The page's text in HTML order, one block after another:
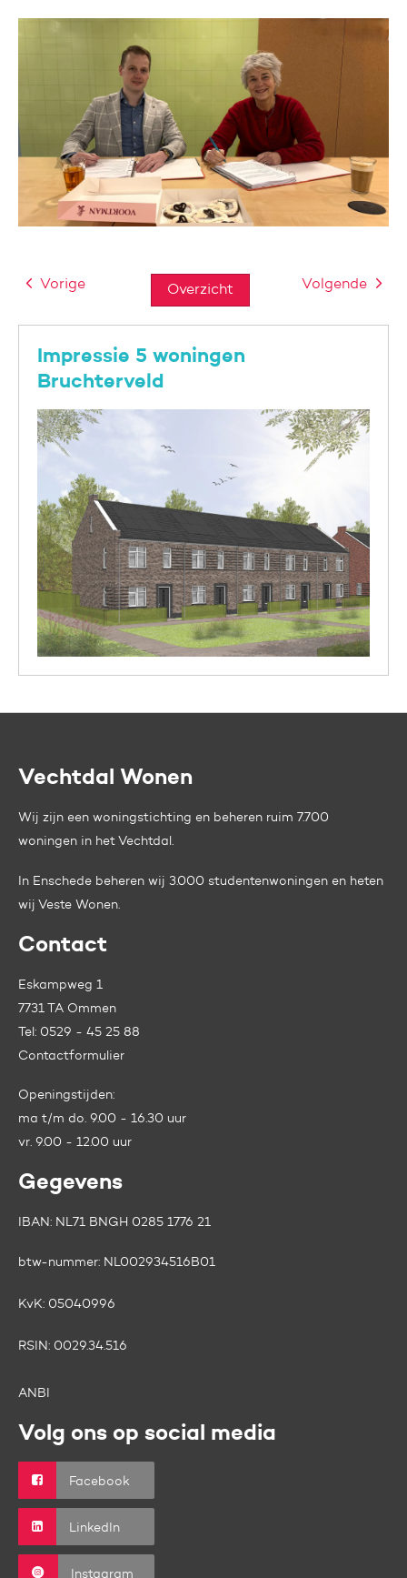
Volgende
Overzicht
Vorige
Impressie 5 woningen
Bruchterveld
Contactinformatie
Vechtdal Wonen
Wij zijn een woningstichting en beheren ruim 7.700
woningen in het Vechtdal.
In Enschede beheren wij 3.000 studentenwoningen en heten
wij Veste Wonen.
Contact
Eskampweg 1
7731 TA Ommen
Tel: 0529 - 45 25 88
Contactformulier
Openingstijden:
ma t/m do. 9.00 - 16.30 uur
vr. 9.00 - 12.00 uur
Gegevens
IBAN: NL71 BNGH 0285 1776 21
btw-nummer: NL002934516B01
KvK: 05040996
RSIN: 0029.34.516
ANBI
Volg ons op social media
Facebook
LinkedIn
Instagram